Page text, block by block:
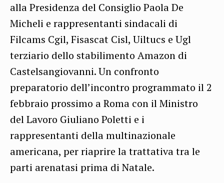
alla Presidenza del Consiglio Paola De
Micheli e rappresentanti sindacali di
Filcams Cgil, Fisascat Cisl, Uiltucs e Ugl
terziario dello stabilimento Amazon di
Castelsangiovanni. Un confronto
preparatorio dell’incontro programmato il 2
febbraio prossimo a Roma con il Ministro
del Lavoro Giuliano Poletti e i
rappresentanti della multinazionale
americana, per riaprire la trattativa tra le
parti arenatasi prima di Natale.